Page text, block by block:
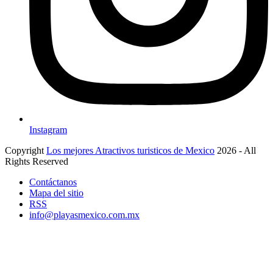
Instagram
Copyright Los mejores Atractivos turisticos de Mexico 2026 - All
Rights Reserved
Contáctanos
Mapa del sitio
RSS
info@playasmexico.com.mx